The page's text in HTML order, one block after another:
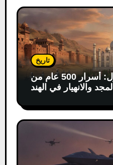
تاريخ
إمبراطورية المغول: أسرار 500 عام من
المجد والانهيار في الهند